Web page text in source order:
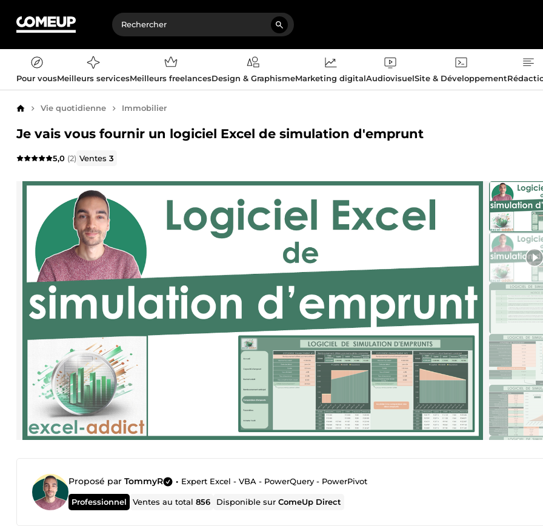
Pour vousMeilleurs servicesMeilleurs freelancesDesign & GraphismeMarketing digitalAudiovisuelSite & Développement
AccueilVie quotidienne Immobilier
Je vais vous fournir un logiciel Excel de simulation d'emprunt
5,0 (2) Ventes3
Proposé par TommyR • Expert Excel - VBA - PowerQuery - PowerPivot
Professionnel Ventes au total856 Disponible surComeUp Direct